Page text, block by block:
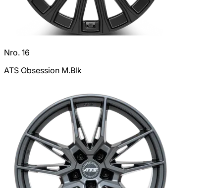
Nro. 16
ATS Obsession M.Blk